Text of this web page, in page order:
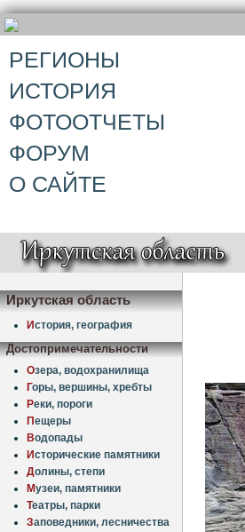
РЕГИОНЫ
ИСТОРИЯ
ФОТООТЧЕТЫ
ФОРУМ
О САЙТЕ
Иркутская область
История, география
Достопримечательности
Озера, водохранилища
Горы, вершины, хребты
Реки, пороги
Пещеры
Водопады
Исторические памятники
Долины, степи
Музеи, памятники
Театры, парки
Заповедники, лесничества